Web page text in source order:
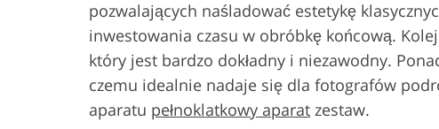
pozwalających naśladować estetykę
inwestowania czasu w obróbkę końcową.
który jest bardzo dokładny i niezawodny.
czemu idealnie nadaje się dla fotografów
aparatu pełnoklatkowy aparat zestaw.